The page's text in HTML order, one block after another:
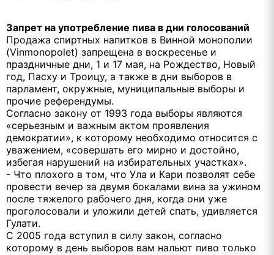
Запрет на употребление пива в дни голосований
Продажа спиртных напитков в Винной монополии
(Vinmonopolet) запрещена в воскресенье и
праздничные дни, 1 и 17 мая, на Рождество, Новый
год, Пасху и Троицу, а также в дни выборов в
парламент, окружные, муниципальные выборы и
прочие референдумы.
Согласно закону от 1993 года выборы являются
«серьезным и важным актом проявления
демократии», к которому необходимо относится с
уважением, «совершать его мирно и достойно,
избегая нарушений на избирательных участках».
- Что плохого в том, что Ула и Кари позволят себе
провести вечер за двумя бокалами вина за ужином
после тяжелого рабочего дня, когда они уже
проголосовали и уложили детей спать, удивляется
Гулати.
С 2005 года вступил в силу закон, согласно
которому в день выборов вам нальют пиво только